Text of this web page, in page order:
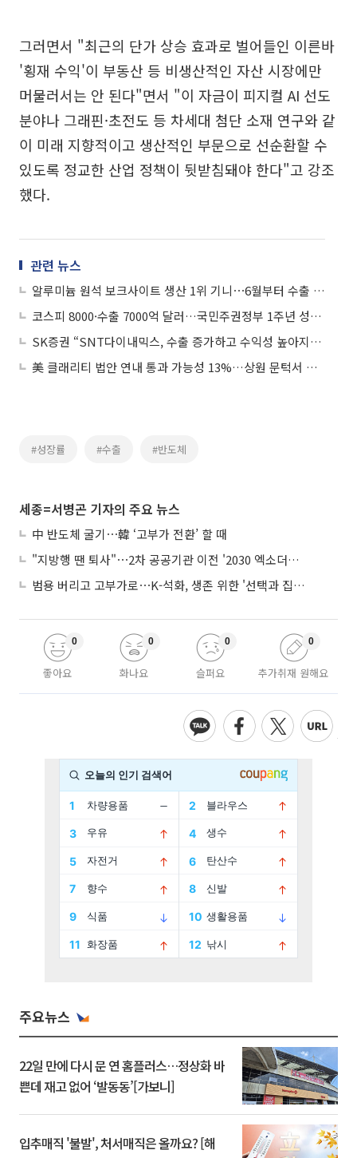
그러면서 "최근의 단가 상승 효과로 벌어들인 이른바
'횡재 수익'이 부동산 등 비생산적인 자산 시장에만
머물러서는 안 된다"면서 "이 자금이 피지컬 AI 선도
분야나 그래핀·초전도 등 차세대 첨단 소재 연구와 같
이 미래 지향적이고 생산적인 부문으로 선순환할 수
있도록 정교한 산업 정책이 뒷받침돼야 한다"고 강조
했다.
관련 뉴스
알루미늄 원석 보크사이트 생산 1위 기니⋯6월부터 수출 통제 착수
코스피 8000·수출 7000억 달러…국민주권정부 1주년 성과자료집 발간
SK증권 “SNT다이내믹스, 수출 증가하고 수익성 높아지고⋯사상 최고 연간 영업익 기대”
美 클래리티 법안 연내 통과 가능성 13%…상원 문턱서 제동
#성장률 #수출 #반도체
세종=서병곤 기자의 주요 뉴스
中 반도체 굴기⋯韓 ‘고부가 전환’ 할 때
"지방행 땐 퇴사"⋯2차 공공기관 이전 '2030 엑소더스' 뇌관
범용 버리고 고부가로⋯K-석화, 생존 위한 '선택과 집중'
좋아요
0
화나요
0
슬퍼요
0
추가취재 원해요
0
주요뉴스
22일 만에 다시 문 연 홈플러스…정상화 바
쁜데 재고 없어 ‘발동동’[가보니]
입추매직 '불발', 처서매직은 올까요? [해